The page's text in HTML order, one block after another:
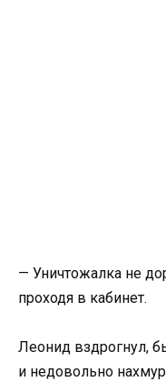
— Уничтожалка не
проходя в кабинет.
Леонид вздрогнул,
и недовольно